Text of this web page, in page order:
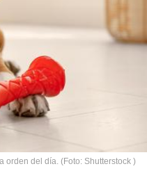
orden del día. (Foto: Shutterstock )